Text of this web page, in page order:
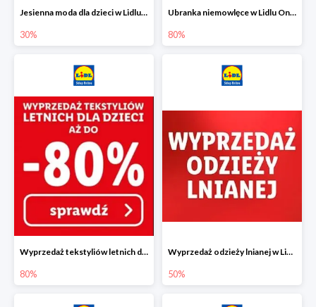
Jesienna moda dla dzieci w Lidlu Online do -30%
30%
Ubranka niemowlęce w Lidlu Online do -80%
80%
Wyprzedaż tekstyliów letnich dla dzieci w Lidlu Online do -80%
80%
Wyprzedaż odzieży lnianej w Lidlu Online do -50%
50%